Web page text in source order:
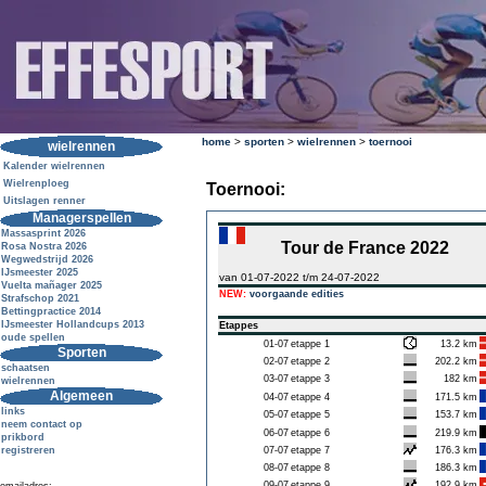
wielrennen
Kalender wielrennen
Wielrenploeg
Uitslagen renner
Managerspellen
Massasprint 2026
Rosa Nostra 2026
Wegwedstrijd 2026
IJsmeester 2025
Vuelta mañager 2025
Strafschop 2021
Bettingpractice 2014
IJsmeester Hollandcups 2013
oude spellen
Sporten
schaatsen
wielrennen
Algemeen
links
neem contact op
prikbord
registreren
home > sporten > wielrennen > toernooi
Toernooi:
Tour de France 2022
van 01-07-2022 t/m 24-07-2022
NEW: voorgaande edities
Etappes
01-07 etappe 1
13.2 km
02-07 etappe 2
202.2 km
03-07 etappe 3
182 km
04-07 etappe 4
171.5 km
05-07 etappe 5
153.7 km
06-07 etappe 6
219.9 km
07-07 etappe 7
176.3 km
08-07 etappe 8
186.3 km